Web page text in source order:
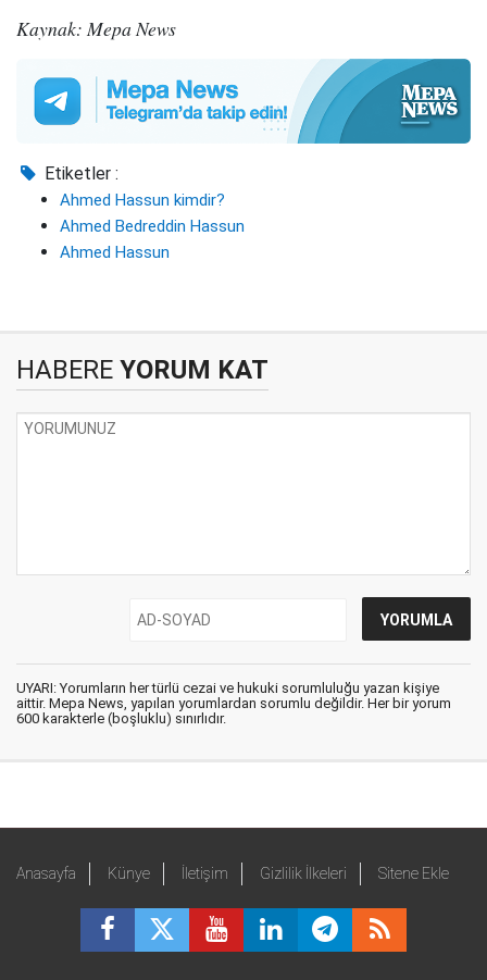
Kaynak: Mepa News
Etiketler :
Ahmed Hassun kimdir?
Ahmed Bedreddin Hassun
Ahmed Hassun
HABERE YORUM KAT
UYARI: Yorumların her türlü cezai ve hukuki sorumluluğu yazan kişiye
aittir. Mepa News, yapılan yorumlardan sorumlu değildir. Her bir yorum
600 karakterle (boşluklu) sınırlıdır.
Anasayfa Künye İletişim Gizlilik İlkeleri Sitene Ekle